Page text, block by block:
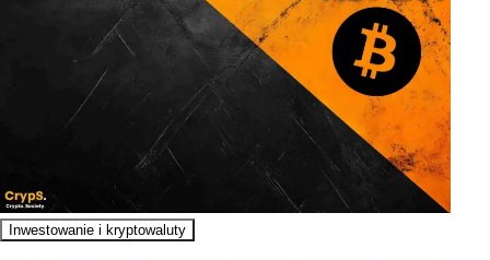
Inwestowanie i kryptowaluty